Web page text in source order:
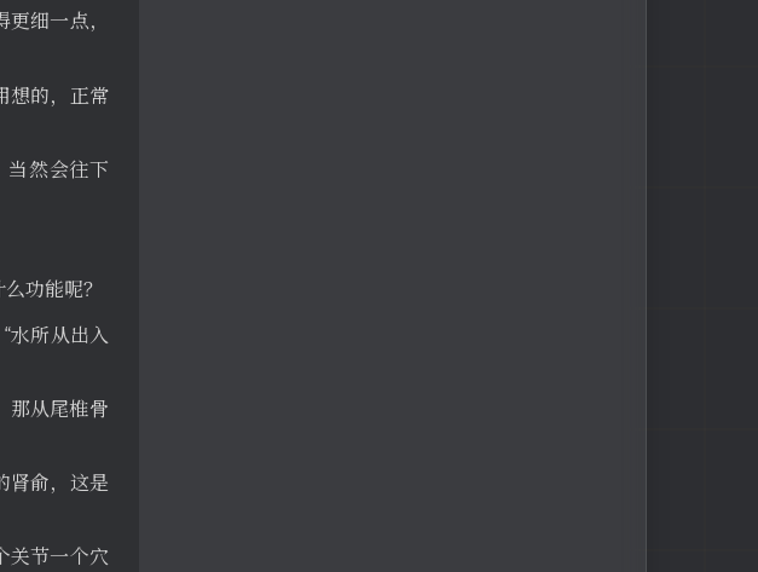
细一点，
想的，正常
当然会往下
功能呢？
水所从出入
那从尾椎骨
肾俞，这是
关节一个穴